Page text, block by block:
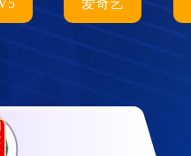
爱奇艺